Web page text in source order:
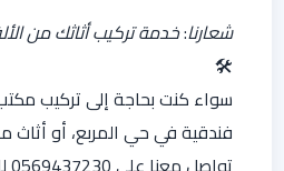
شعارنا:خدمة تركيب أثاثك من
🛠️
سواء كنت بحاجة إلى تركيب
فندقية في حي المربع، أو أثاث